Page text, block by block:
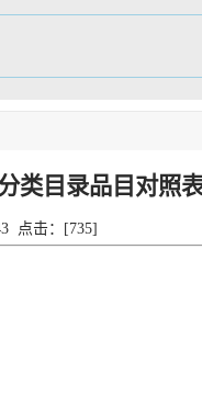
类目录品目对照
点击：[735]